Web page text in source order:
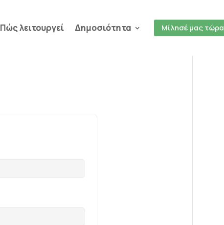
Πώς λειτουργεί Δημοσιότητα Μίλησέ μας τώρα